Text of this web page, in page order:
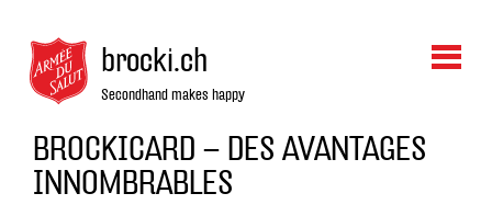
brocki.ch
Secondhand makes happy
BROCKICARD – DES AVANTAGES
INNOMBRABLES